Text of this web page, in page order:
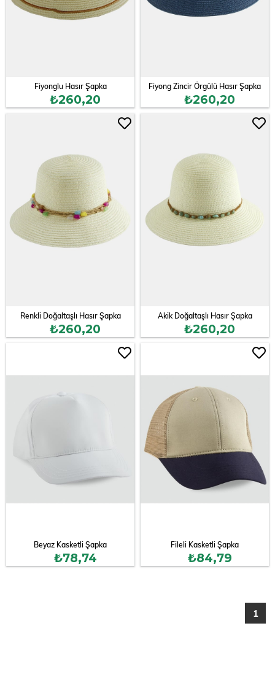
Fiyonglu Hasır Şapka
₺260,20
Fiyong Zincir Örgülü Hasır Şapka
₺260,20
Renkli Doğaltaşlı Hasır Şapka
₺260,20
Akik Doğaltaşlı Hasır Şapka
₺260,20
Beyaz Kasketli Şapka
₺78,74
Fileli Kasketli Şapka
₺84,79
1